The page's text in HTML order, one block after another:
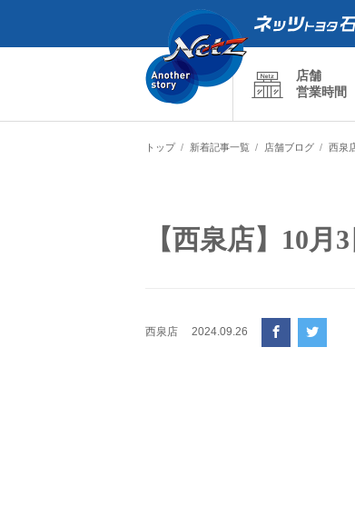
店舗
営業時間
トップ 新着記事一覧 店舗ブログ 西泉
【西泉店】10
西泉店 2024.09.26